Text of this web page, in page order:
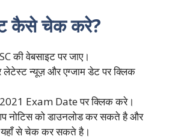
कैसे चेक करे?
की वेबसाइट पर जाए।
लेटेस्ट न्यूज़ और एग्जाम डेट पर क्लिक
Exam Date पर क्लिक करे।
नोटिस को डाउनलोड कर सकते है और
यहाँ से चेक कर सकते है।